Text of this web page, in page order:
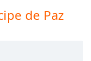
de Paz